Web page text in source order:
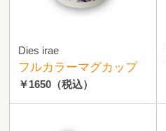
Dies irae
フルカラーマグカップ
￥1650 （税込）